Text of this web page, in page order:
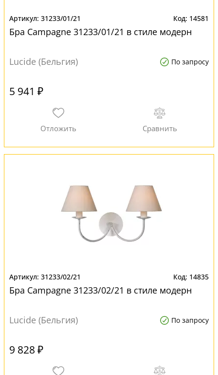
31233/01/21 14581
Бра Campagne 31233/01/21 в стиле модерн
Lucide (Бельгия) По запросу
5 941 ₽
31233/02/21 14835
Бра Campagne 31233/02/21 в стиле модерн
Lucide (Бельгия) По запросу
9 828 ₽